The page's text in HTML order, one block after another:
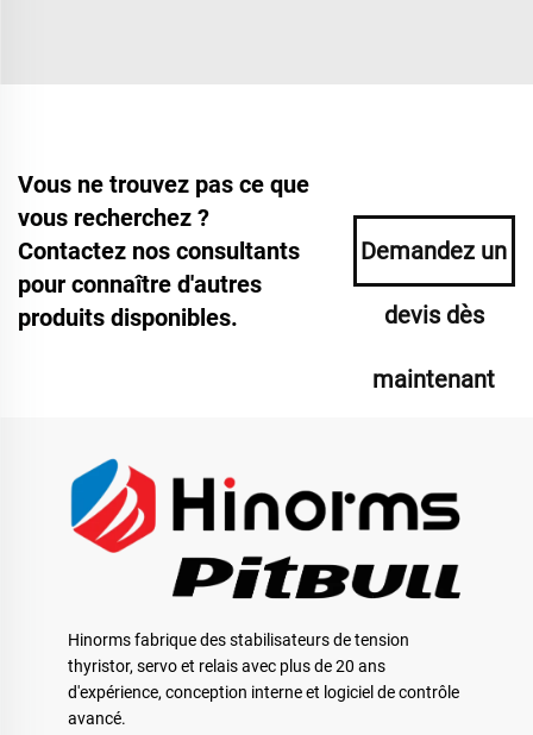
Vous ne trouvez pas ce que
vous recherchez ?
Contactez nos consultants
pour connaître d'autres
produits disponibles.
Demandez un
devis dès
maintenant
Hinorms fabrique des stabilisateurs de tension
thyristor, servo et relais avec plus de 20 ans
d'expérience, conception interne et logiciel de contrôle
avancé.